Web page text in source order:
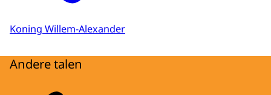
Koning Willem-Alexander
Andere talen